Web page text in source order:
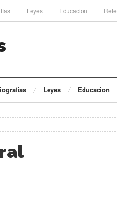
Leyes Educacion
Leyes Educacion